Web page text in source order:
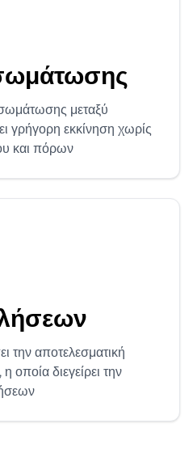
μεταξύ
γρήγορη εκκίνηση χωρίς
και πόρων
την αποτελεσματική
οποία διεγείρει την